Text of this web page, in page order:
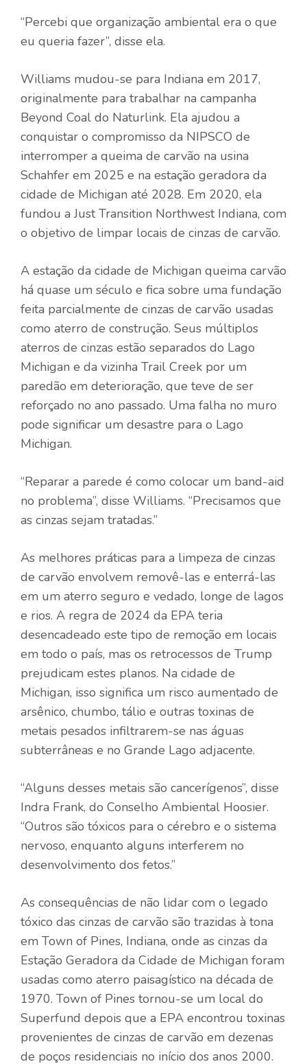
“Percebi que organização ambiental era o que
eu queria fazer”, disse ela.
Williams mudou-se para Indiana em 2017,
originalmente para trabalhar na campanha
Beyond Coal do Naturlink. Ela ajudou a
conquistar o compromisso da NIPSCO de
interromper a queima de carvão na usina
Schahfer em 2025 e na estação geradora da
cidade de Michigan até 2028. Em 2020, ela
fundou a Just Transition Northwest Indiana, com
o objetivo de limpar locais de cinzas de carvão.
A estação da cidade de Michigan queima carvão
há quase um século e fica sobre uma fundação
feita parcialmente de cinzas de carvão usadas
como aterro de construção. Seus múltiplos
aterros de cinzas estão separados do Lago
Michigan e da vizinha Trail Creek por um
paredão em deterioração, que teve de ser
reforçado no ano passado. Uma falha no muro
pode significar um desastre para o Lago
Michigan.
“Reparar a parede é como colocar um band-aid
no problema”, disse Williams. “Precisamos que
as cinzas sejam tratadas.”
As melhores práticas para a limpeza de cinzas
de carvão envolvem removê-las e enterrá-las
em um aterro seguro e vedado, longe de lagos
e rios. A regra de 2024 da EPA teria
desencadeado este tipo de remoção em locais
em todo o país, mas os retrocessos de Trump
prejudicam estes planos. Na cidade de
Michigan, isso significa um risco aumentado de
arsênico, chumbo, tálio e outras toxinas de
metais pesados ​​infiltrarem-se nas águas
subterrâneas e no Grande Lago adjacente.
“Alguns desses metais são cancerígenos”, disse
Indra Frank, do Conselho Ambiental Hoosier.
“Outros são tóxicos para o cérebro e o sistema
nervoso, enquanto alguns interferem no
desenvolvimento dos fetos.”
As consequências de não lidar com o legado
tóxico das cinzas de carvão são trazidas à tona
em Town of Pines, Indiana, onde as cinzas da
Estação Geradora da Cidade de Michigan foram
usadas como aterro paisagístico na década de
1970. Town of Pines tornou-se um local do
Superfund depois que a EPA encontrou toxinas
provenientes de cinzas de carvão em dezenas
de poços residenciais no início dos anos 2000.